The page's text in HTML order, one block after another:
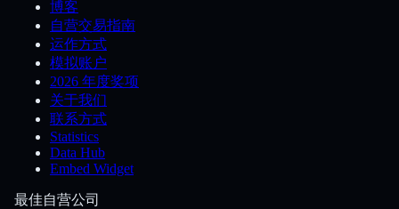
博客
自营交易指南
运作方式
模拟账户
2026 年度奖项
关于我们
联系方式
Statistics
Data Hub
Embed Widget
最佳自营公司